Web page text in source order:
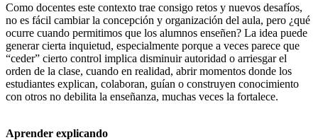
Como docentes este contexto trae consigo retos y nuevos desafíos,
no es fácil cambiar la concepción y organización del aula, pero ¿qué
ocurre cuando permitimos que los alumnos enseñen? La idea puede
generar cierta inquietud, especialmente porque a veces parece que
“ceder” cierto control implica disminuir autoridad o arriesgar el
orden de la clase, cuando en realidad, abrir momentos donde los
estudiantes explican, colaboran, guían o construyen conocimiento
con otros no debilita la enseñanza, muchas veces la fortalece.
Aprender explicando